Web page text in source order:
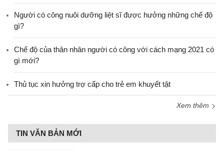
Người có công nuôi dưỡng liệt sĩ được hưởng những chế độ
gì?
Chế độ của thân nhân người có công với cách mạng 2021 có
gì mới?
Thủ tục xin hưởng trợ cấp cho trẻ em khuyết tật
Xem thêm
TIN VĂN BẢN MỚI